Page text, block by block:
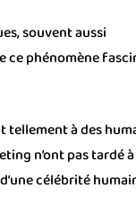
souvent aussi
ce phénomène
tellement à des
n’ont pas tardé
célébrité